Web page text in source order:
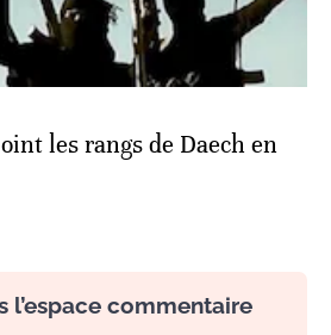
les rangs de Daech en
l’espace commentaire